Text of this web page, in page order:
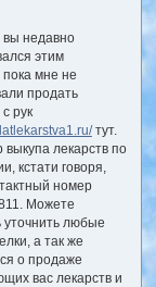
вы недавно
этим
мне не
продать
рук
тут.
выкупа лекарств по
кстати говоря,
номер
Можете
уточнить любые
а так же
о продаже
вас лекарств и